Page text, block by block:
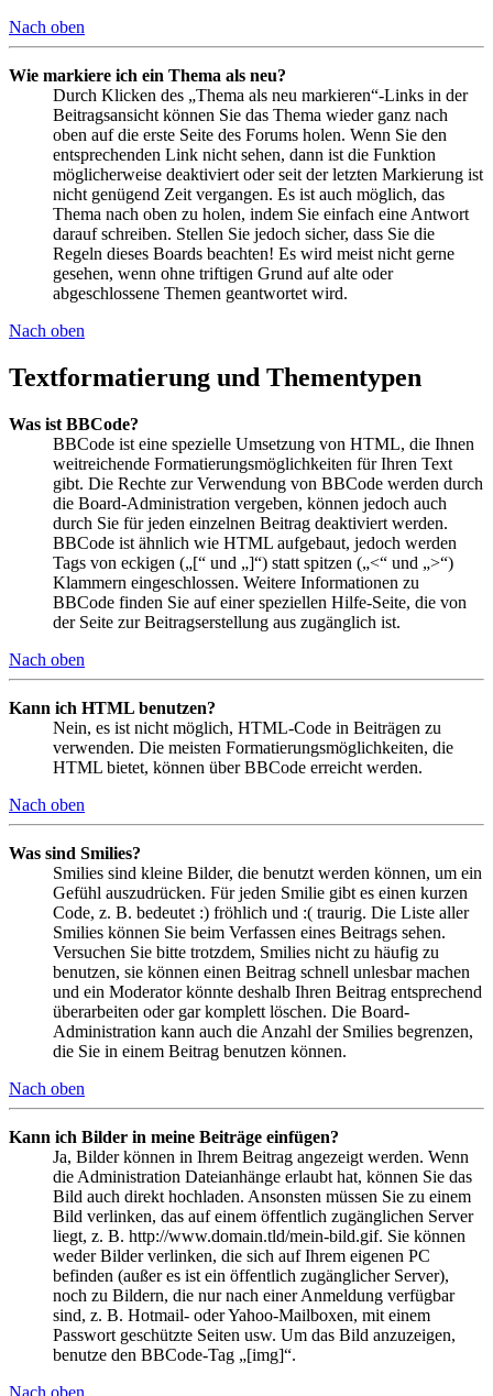
Nach oben
Wie markiere ich ein Thema als neu?
Durch Klicken des „Thema als neu markieren“-Links in der
Beitragsansicht können Sie das Thema wieder ganz nach
oben auf die erste Seite des Forums holen. Wenn Sie den
entsprechenden Link nicht sehen, dann ist die Funktion
möglicherweise deaktiviert oder seit der letzten Markierung ist
nicht genügend Zeit vergangen. Es ist auch möglich, das
Thema nach oben zu holen, indem Sie einfach eine Antwort
darauf schreiben. Stellen Sie jedoch sicher, dass Sie die
Regeln dieses Boards beachten! Es wird meist nicht gerne
gesehen, wenn ohne triftigen Grund auf alte oder
abgeschlossene Themen geantwortet wird.
Nach oben
Textformatierung und Thementypen
Was ist BBCode?
BBCode ist eine spezielle Umsetzung von HTML, die Ihnen
weitreichende Formatierungsmöglichkeiten für Ihren Text
gibt. Die Rechte zur Verwendung von BBCode werden durch
die Board-Administration vergeben, können jedoch auch
durch Sie für jeden einzelnen Beitrag deaktiviert werden.
BBCode ist ähnlich wie HTML aufgebaut, jedoch werden
Tags von eckigen („[“ und „]“) statt spitzen („<“ und „>“)
Klammern eingeschlossen. Weitere Informationen zu
BBCode finden Sie auf einer speziellen Hilfe-Seite, die von
der Seite zur Beitragserstellung aus zugänglich ist.
Nach oben
Kann ich HTML benutzen?
Nein, es ist nicht möglich, HTML-Code in Beiträgen zu
verwenden. Die meisten Formatierungsmöglichkeiten, die
HTML bietet, können über BBCode erreicht werden.
Nach oben
Was sind Smilies?
Smilies sind kleine Bilder, die benutzt werden können, um ein
Gefühl auszudrücken. Für jeden Smilie gibt es einen kurzen
Code, z. B. bedeutet :) fröhlich und :( traurig. Die Liste aller
Smilies können Sie beim Verfassen eines Beitrags sehen.
Versuchen Sie bitte trotzdem, Smilies nicht zu häufig zu
benutzen, sie können einen Beitrag schnell unlesbar machen
und ein Moderator könnte deshalb Ihren Beitrag entsprechend
überarbeiten oder gar komplett löschen. Die Board-
Administration kann auch die Anzahl der Smilies begrenzen,
die Sie in einem Beitrag benutzen können.
Nach oben
Kann ich Bilder in meine Beiträge einfügen?
Ja, Bilder können in Ihrem Beitrag angezeigt werden. Wenn
die Administration Dateianhänge erlaubt hat, können Sie das
Bild auch direkt hochladen. Ansonsten müssen Sie zu einem
Bild verlinken, das auf einem öffentlich zugänglichen Server
liegt, z. B. http://www.domain.tld/mein-bild.gif. Sie können
weder Bilder verlinken, die sich auf Ihrem eigenen PC
befinden (außer es ist ein öffentlich zugänglicher Server),
noch zu Bildern, die nur nach einer Anmeldung verfügbar
sind, z. B. Hotmail- oder Yahoo-Mailboxen, mit einem
Passwort geschützte Seiten usw. Um das Bild anzuzeigen,
benutze den BBCode-Tag „[img]“.
Nach oben